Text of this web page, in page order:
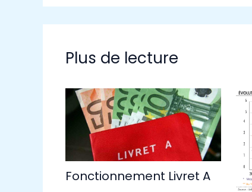
Plus de lecture
Fonctionnement Livret A